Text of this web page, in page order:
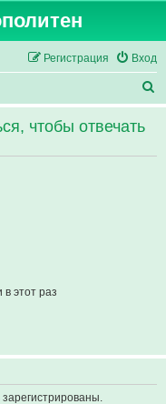
Вход
Регистрация
о
с
чтобы отвечать
этот раз